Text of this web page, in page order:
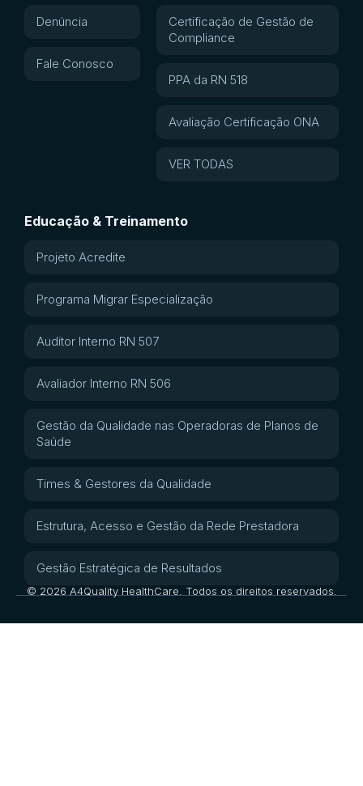
Denúncia
Fale Conosco
Certificação de Gestão de
Compliance
PPA da RN 518
Avaliação Certificação ONA
VER TODAS
Educação & Treinamento
Projeto Acredite
Programa Migrar Especialização
Auditor Interno RN 507
Avaliador Interno RN 506
Gestão da Qualidade nas Operadoras de Planos de
Saúde
Times & Gestores da Qualidade
Estrutura, Acesso e Gestão da Rede Prestadora
Gestão Estratégica de Resultados
© 2026 A4Quality HealthCare. Todos os direitos reservados.